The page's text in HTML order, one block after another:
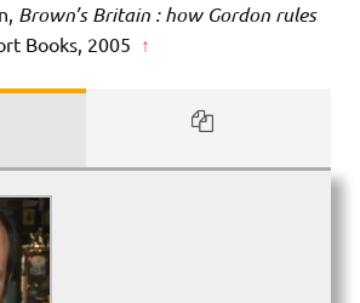
Brown’s Britain : how Gordon rules
Books, 2005 ↑